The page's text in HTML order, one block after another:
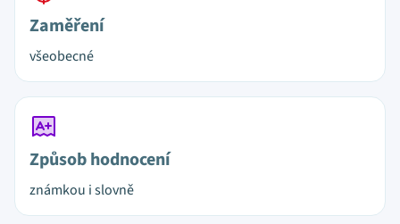
Zaměření
všeobecné
Způsob hodnocení
známkou i slovně